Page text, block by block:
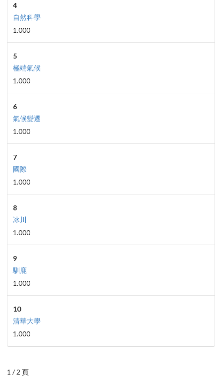
4
自然科學
1.000
5
極端氣候
1.000
6
氣候變遷
1.000
7
國際
1.000
8
冰川
1.000
9
馴鹿
1.000
10
清華大學
1.000
1 / 2 頁